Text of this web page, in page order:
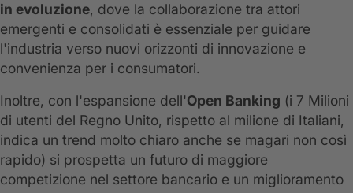
in evoluzione, dove la collaborazione tra attori
emergenti e consolidati è essenziale per guidare
l'industria verso nuovi orizzonti di innovazione e
convenienza per i consumatori.
Inoltre, con l'espansione dell'Open Banking (i 7 Milioni
di utenti del Regno Unito, rispetto al milione di Italiani,
indica un trend molto chiaro anche se magari non così
rapido) si prospetta un futuro di maggiore
competizione nel settore bancario e un miglioramento